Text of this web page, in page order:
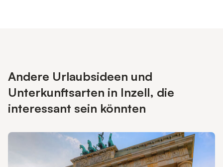
Andere Urlaubsideen und
Unterkunftsarten in Inzell, die
interessant sein könnten